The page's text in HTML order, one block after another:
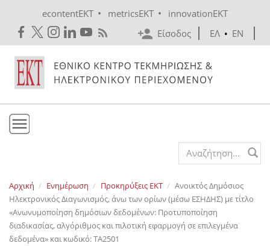
econtentEKT • metricsEKT •
innovationEKT
Είσοδος
ΕΛ • EN
Εκδόσεις
Ενημέρωση
Επικοινωνία
Search form
Αρχική Ενημέρωση Προκηρύξεις EKT
Ανοικτός Δημόσιος
Ηλεκτρονικός Διαγωνισμός, άνω των ορίων (μέσω ΕΣΗΔΗΣ) με τίτλο
«Ανωνυμοποίηση δημόσιων δεδομένων: Προτυποποίηση
διαδικασίας, αλγόριθμος και πιλοτική εφαρμογή σε επιλεγμένα
δεδομένα» και κωδικό: ΤΑ2501